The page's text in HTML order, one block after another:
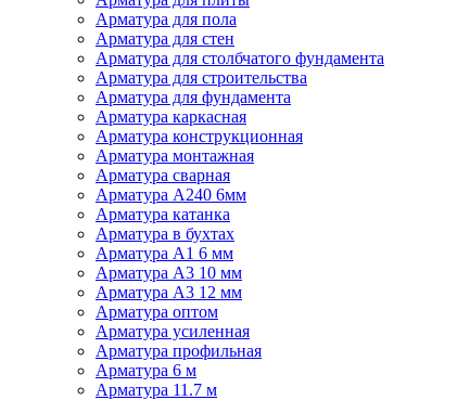
Арматура для пола
Арматура для стен
Арматура для столбчатого фундамента
Арматура для строительства
Арматура для фундамента
Арматура каркасная
Арматура конструкционная
Арматура монтажная
Арматура сварная
Арматура А240 6мм
Арматура катанка
Арматура в бухтах
Арматура А1 6 мм
Арматура А3 10 мм
Арматура А3 12 мм
Арматура оптом
Арматура усиленная
Арматура профильная
Арматура 6 м
Арматура 11.7 м